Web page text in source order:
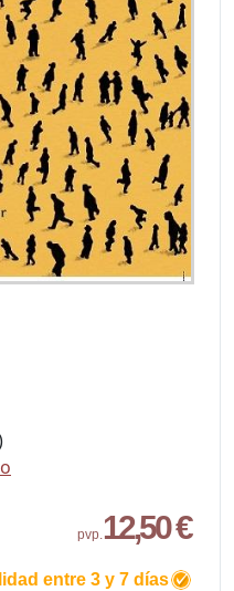
pvp.12,50 €
entre 3 y 7 días